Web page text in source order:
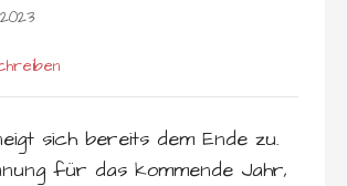
sich bereits dem Ende zu.
für das kommende Jahr,